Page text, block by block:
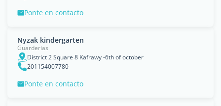
Ponte en contacto
Nyzak kindergarten
Guarderias
District 2 Square 8 Kafrawy -6th of october
201154007780
Ponte en contacto